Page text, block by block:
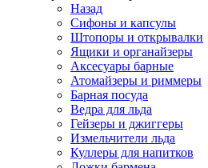
Назад
Сифоны и капсулы
Штопоры и открывалки
Ящики и органайзеры
Аксесуары барные
Атомайзеры и риммеры
Барная посуда
Ведра для льда
Гейзеры и джиггеры
Измельчители льда
Куллеры для напитков